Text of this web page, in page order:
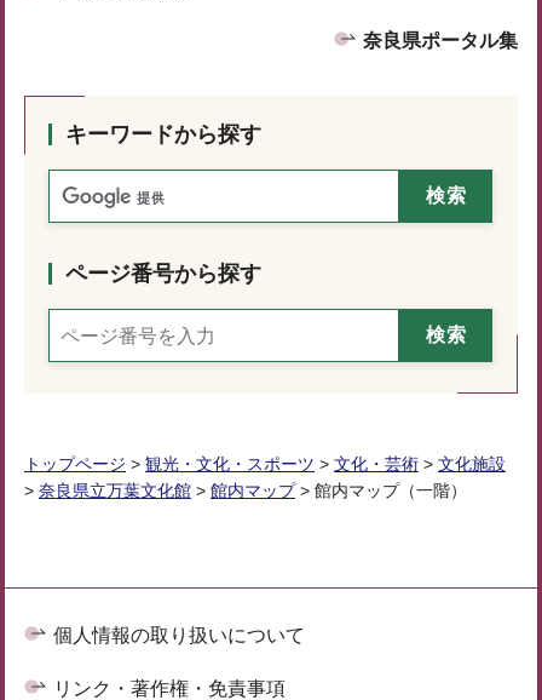
奈良県ポータル集
キーワードから探す
ページ番号から探す
トップページ > 観光・文化・スポーツ > 文化・芸術 > 文化施設
> 奈良県立万葉文化館 > 館内マップ> 館内マップ（一階）
個人情報の取り扱いについて
リンク・著作権・免責事項